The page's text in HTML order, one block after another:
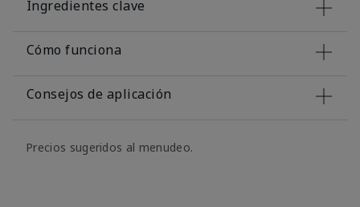
Ingredientes clave
Cómo funciona
Consejos de aplicación
Precios sugeridos al menudeo.